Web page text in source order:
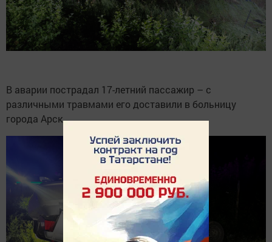
В аварии пострадал 17-летний пассажир – с
различными травмами его доставили в больницу
города Арск.